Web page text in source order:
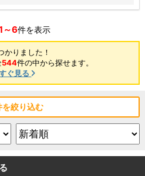
～6件を表示
かりました！
544件の中から探せます。
ぐ見る
を絞り込む